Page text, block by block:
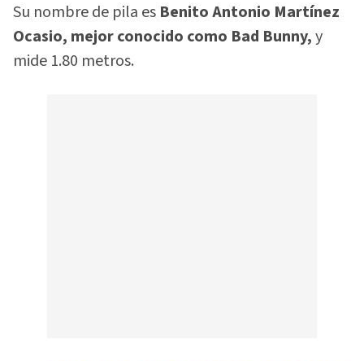
Su nombre de pila es Benito Antonio Martínez
Ocasio, mejor conocido como Bad Bunny,y
mide 1.80 metros.